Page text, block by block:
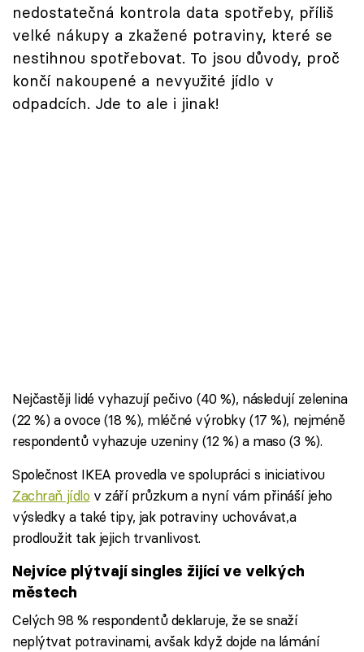
Sledujte nás
nedostatečná kontrola data spotřeby, příliš
velké nákupy a zkažené potraviny, které se
nestihnou spotřebovat. To jsou důvody, proč
končí nakoupené a nevyužité jídlo v
odpadcích. Jde to ale i jinak!
Nejčastěji lidé vyhazují pečivo (40 %), následují zelenina
(22 %) a ovoce (18 %), mléčné výrobky (17 %), nejméně
respondentů vyhazuje uzeniny (12 %) a maso (3 %).
Společnost IKEA provedla ve spolupráci s iniciativou
Zachraň jídlo v září průzkum a nyní vám přináší jeho
výsledky a také tipy, jak potraviny uchovávat,a
prodloužit tak jejich trvanlivost.
Nejvíce plýtvají singles žijící ve velkých
městech
Celých 98 % respondentů deklaruje, že se snaží
neplýtvat potravinami, avšak když dojde na lámání